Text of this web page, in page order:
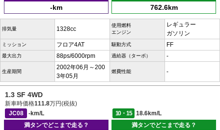
-km 762.6km
排気量 1328cc
使用燃料
エンジン
レギュラー
ガソリン
ミッション フロア4AT 駆動方式 FF
最大出力 88ps/6000rpm 過給器（ターボ） -
生産期間
2002年06月～200
3年05月
燃費性能 -
1.3 SF 4WD
新車時価格111.8万円(税抜)
JC08
-km/L 10・15
18.6km/L
満タンでどこまで走る？
満タンでどこまで走る？